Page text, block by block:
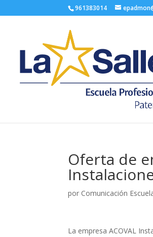
961383014
Oferta de
por Comunicación
La empresa ACOVAL